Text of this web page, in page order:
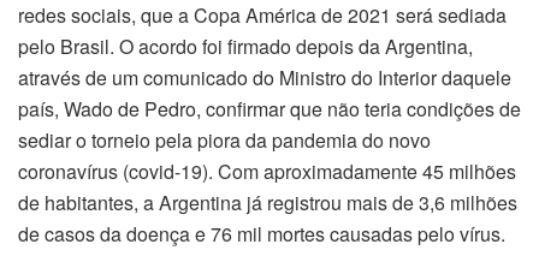
redes sociais, que a Copa América de 2021 será sediada
pelo Brasil. O acordo foi firmado depois da Argentina,
através de um comunicado do Ministro do Interior daquele
país, Wado de Pedro, confirmar que não teria condições de
sediar o torneio pela piora da pandemia do novo
coronavírus (covid-19). Com aproximadamente 45 milhões
de habitantes, a Argentina já registrou mais de 3,6 milhões
de casos da doença e 76 mil mortes causadas pelo vírus.